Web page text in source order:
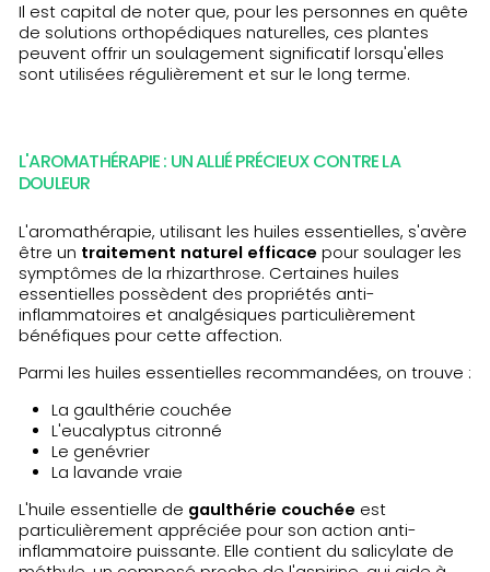
Il est capital de noter que, pour les personnes en quête
de solutions orthopédiques naturelles, ces plantes
peuvent offrir un soulagement significatif lorsqu'elles
sont utilisées régulièrement et sur le long terme.
L'AROMATHÉRAPIE : UN ALLIÉ PRÉCIEUX CONTRE LA
DOULEUR
L'aromathérapie, utilisant les huiles essentielles, s'avère
être un traitement naturel efficace pour soulager les
symptômes de la rhizarthrose. Certaines huiles
essentielles possèdent des propriétés anti-
inflammatoires et analgésiques particulièrement
bénéfiques pour cette affection.
Parmi les huiles essentielles recommandées, on trouve :
La gaulthérie couchée
L'eucalyptus citronné
Le genévrier
La lavande vraie
L'huile essentielle de gaulthérie couchée est
particulièrement appréciée pour son action anti-
inflammatoire puissante. Elle contient du salicylate de